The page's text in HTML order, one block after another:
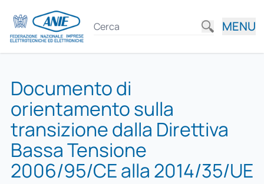
MENU
Documento di
orientamento sulla
transizione dalla Direttiva
Bassa Tensione
2006/95/CE alla 2014/35/UE